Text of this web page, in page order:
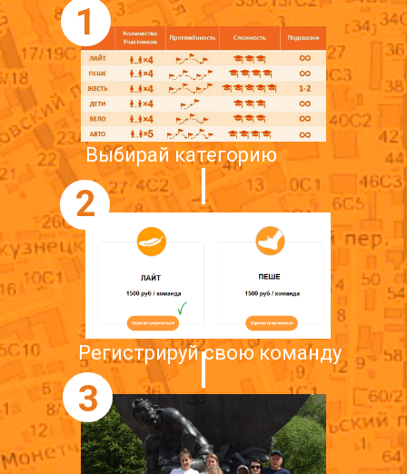
Выбирай категорию
Регистрируй свою команду
1
2
3